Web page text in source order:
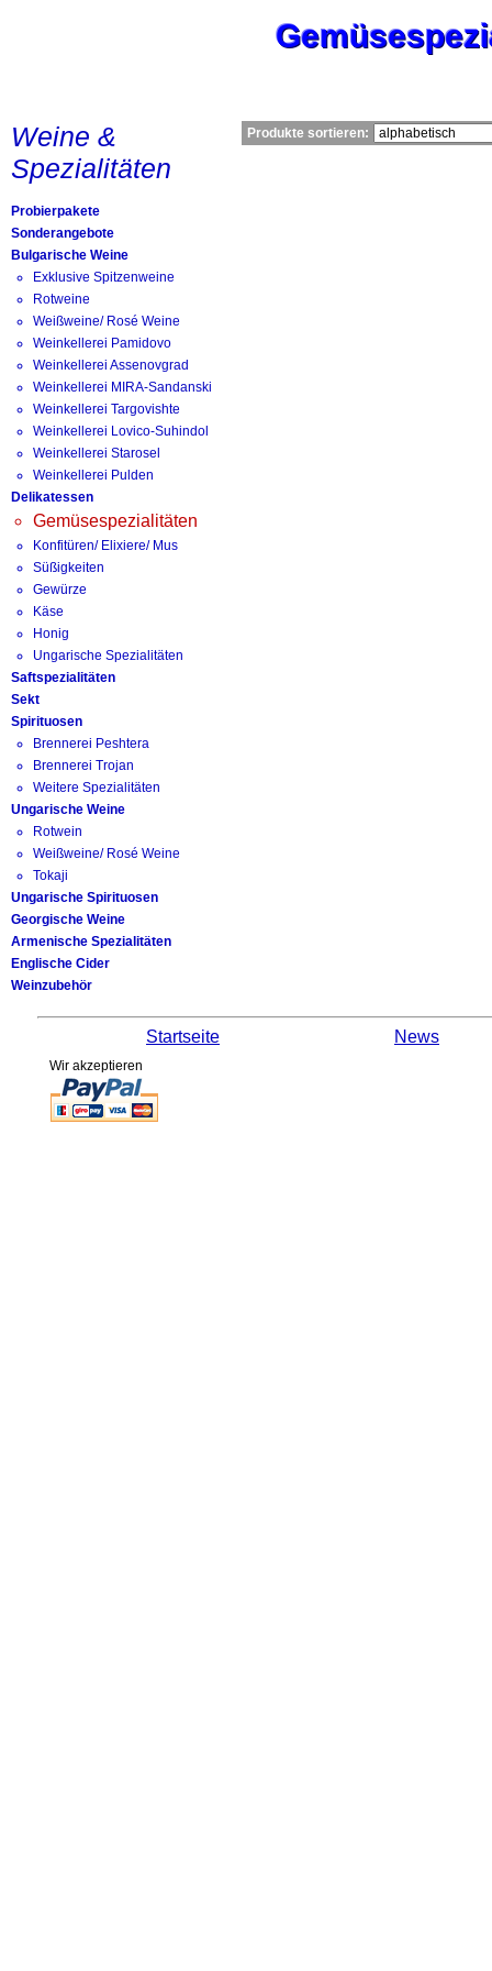
Weine &
Spezialitäten
Probierpakete
Sonderangebote
Bulgarische Weine
Exklusive Spitzenweine
Rotweine
Weißweine/ Rosé Weine
Weinkellerei Pamidovo
Weinkellerei Assenovgrad
Weinkellerei MIRA-Sandanski
Weinkellerei Targovishte
Weinkellerei Lovico-Suhindol
Weinkellerei Starosel
Weinkellerei Pulden
Delikatessen
Gemüsespezialitäten
Konfitüren/ Elixiere/ Mus
Süßigkeiten
Gewürze
Käse
Honig
Ungarische Spezialitäten
Saftspezialitäten
Sekt
Spirituosen
Brennerei Peshtera
Brennerei Trojan
Weitere Spezialitäten
Ungarische Weine
Rotwein
Weißweine/ Rosé Weine
Tokaji
Ungarische Spirituosen
Georgische Weine
Armenische Spezialitäten
Englische Cider
Weinzubehör
Produkte sortieren:
Startseite News
Wir akzeptieren